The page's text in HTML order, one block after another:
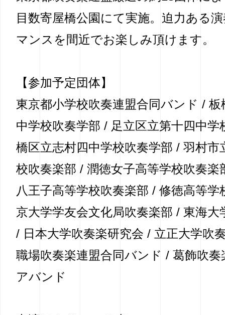
目数寄屋橋公園にて実施。迫力ある
マンスを間近でお楽しみ頂けます。
【参加予定団体】
東京都小学校吹奏連盟合同バンド / 板
中学校吹奏学部 / 足立区立第十四中学
橋区立志村四中学校吹奏学部 / 羽村市
校吹奏楽部 / 潤徳女子高等学校吹奏楽
八王子高等学校吹奏楽部 / 修徳高等学
京大学学友会文化局吹奏楽部 / 東海大
/ 日本大学吹奏楽研究会 / 立正大学吹
職場吹奏楽連盟合同バンド / 葛飾吹
アバンド